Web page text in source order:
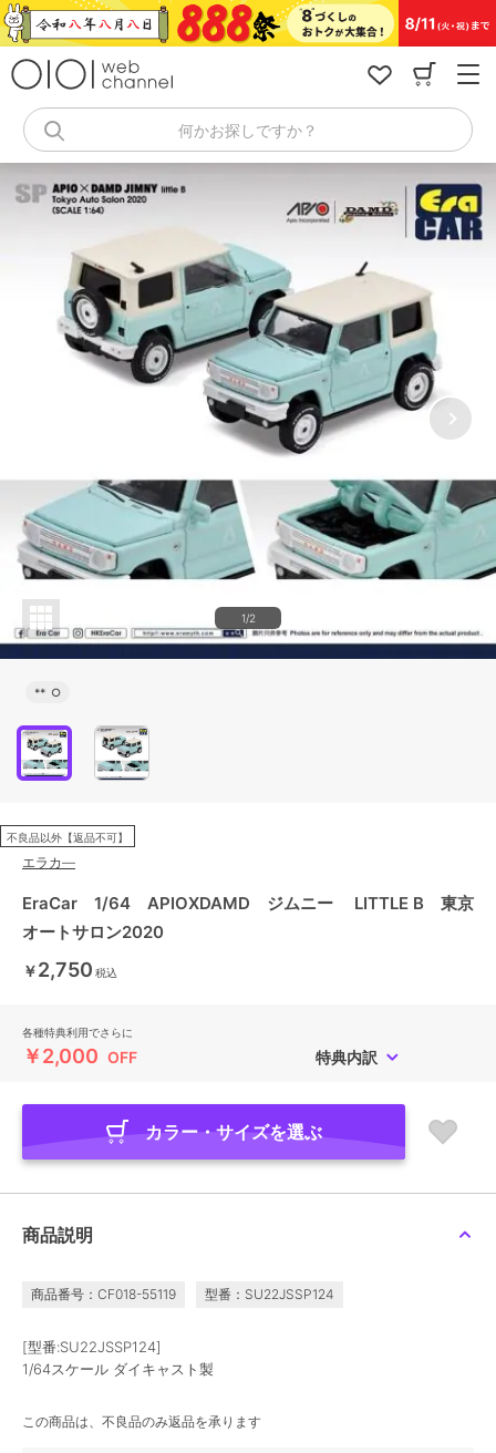
コ
ン
キ
何かお探しですか？
1/2
** ○
不良品以外【返品不可】
エラカ―
EraCar 1/64 APIOXDAMD ジムニー LITTLE B 東京
オートサロン2020
￥2,750 税込
各種特典利用でさらに
￥2,000 OFF 特典内訳
カラー・サイズを選ぶ
商品説明
商品番号：CF018-55119 型番：SU22JSSP124
[型番:SU22JSSP124]
1/64スケール ダイキャスト製
この商品は、不良品のみ返品を承ります